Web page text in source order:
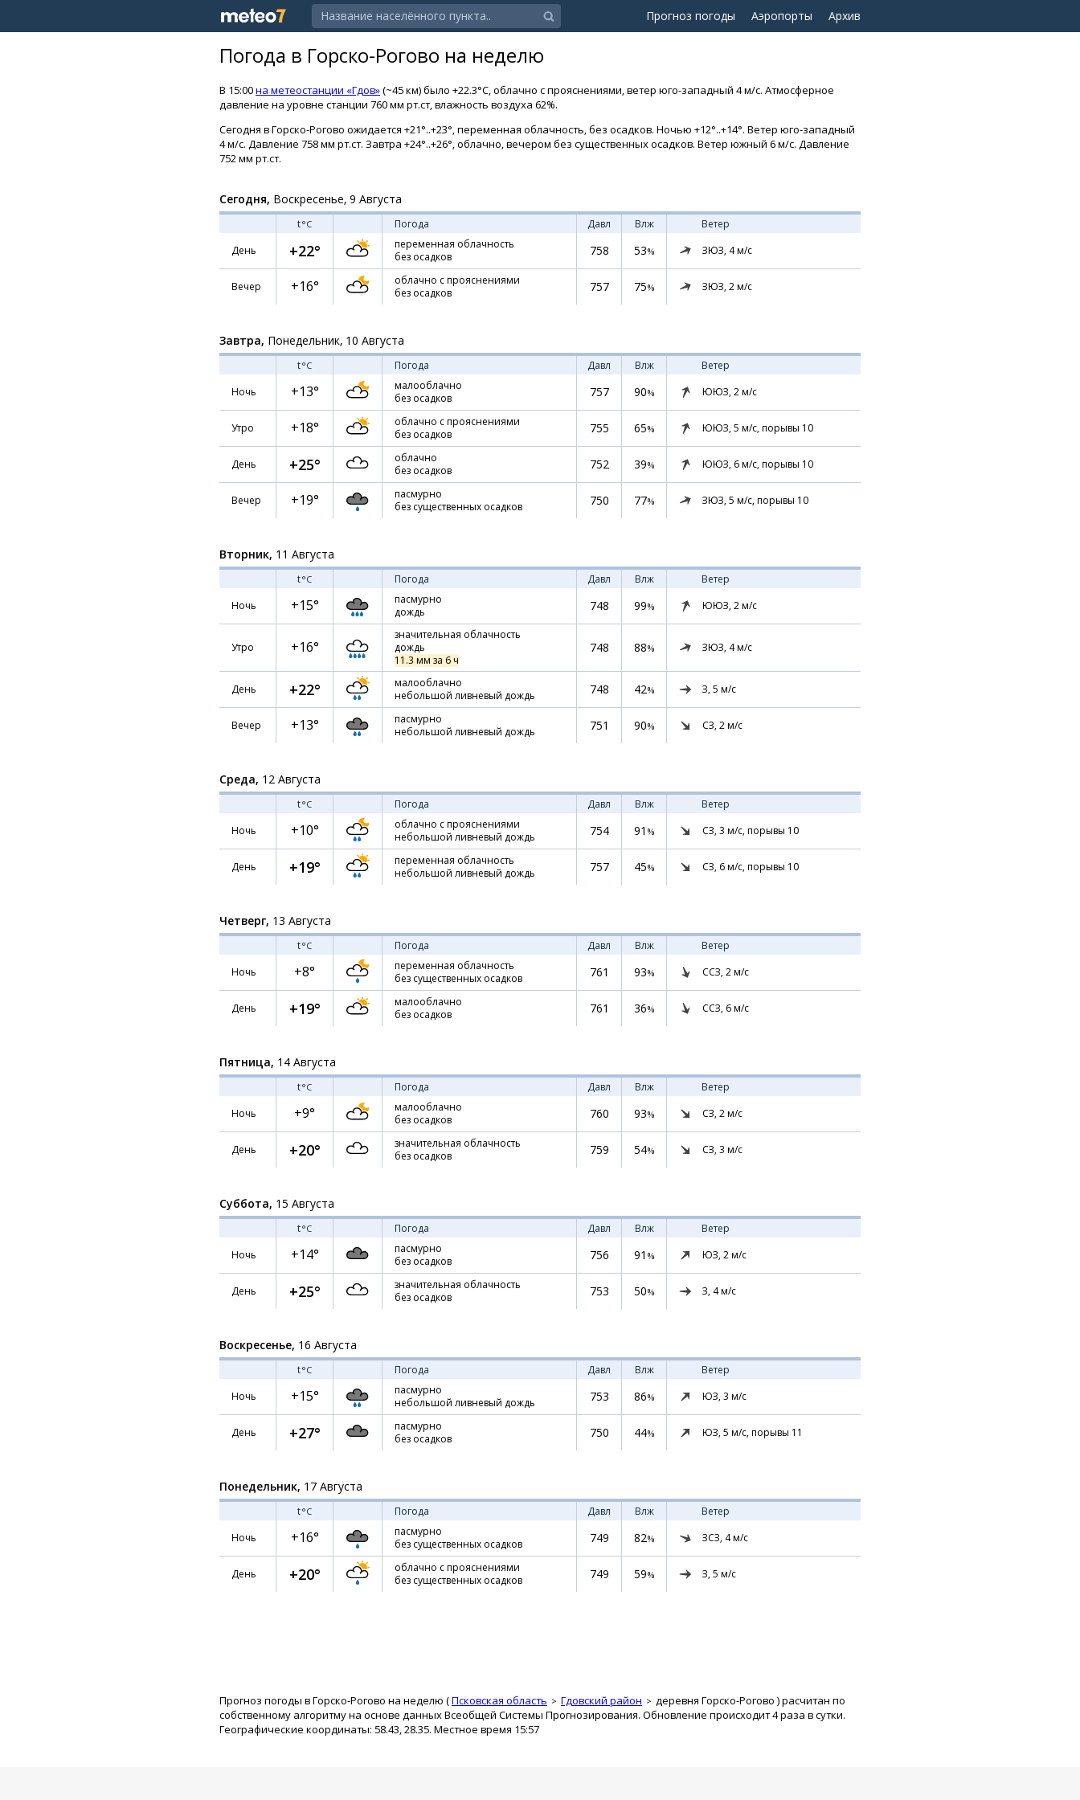
Прогноз погоды Аэропорты Архив
Погода в Горско-Рогово на неделю
В 15:00на метеостанции «Гдов»(~45 км) было +22.3°C, облачно с прояснениями, ветер юго-западный 4 м/с. Атмосферное
давление на уровне станции 760 мм рт.ст, влажность воздуха 62%.
Сегодня в Горско-Рогово ожидается +21°..+23°, переменная облачность, без осадков. Ночью +12°..+14°. Ветер юго-западный
4 м/с. Давление 758 мм рт.ст. Завтра +24°..+26°, облачно, вечером без существенных осадков. Ветер южный 6 м/с. Давление
752 мм рт.ст.
Сегодня, Воскресенье, 9 Августа
t°C Погода Давл Влж
Ветер
День
+22°
переменная облачность
без осадков
758 53% ЗЮЗ, 4м/с
Вечер +16°
облачно с прояснениями
без осадков
757 75% ЗЮЗ, 2м/с
Завтра, Понедельник, 10 Августа
t°C Погода Давл Влж
Ветер
Ночь
+13°
малооблачно
без осадков
757 90% ЮЮЗ, 2м/с
Утро +18°
облачно с прояснениями
без осадков
755 65% ЮЮЗ, 5 м/с, порывы 10
День +25°
облачно
без осадков
752 39% ЮЮЗ, 6м/с, порывы 10
Вечер +19°
пасмурно
без существенных осадков
750 77% ЗЮЗ, 5 м/с, порывы 10
Вторник, 11 Августа
t°C Погода Давл Влж
Ветер
Ночь
+15°
пасмурно
дождь
748 99% ЮЮЗ, 2м/с
Утро +16°
значительная облачность
дождь
11.3 мм за 6 ч
748 88% ЗЮЗ, 4м/с
День +22°
малооблачно
небольшой ливневый дождь
748 42% З, 5 м/с
Вечер +13°
пасмурно
небольшой ливневый дождь
751 90% СЗ, 2м/с
Среда, 12 Августа
t°C Погода Давл Влж
Ветер
Ночь
+10°
облачно с прояснениями
небольшой ливневый дождь
754 91 % СЗ, 3 м/с, порывы 10
День +19°
переменная облачность
небольшой ливневый дождь
757 45% СЗ, 6м/с, порывы 10
Четверг, 13 Августа
t°C Погода Давл Влж
Ветер
Ночь
+8°
переменная облачность
без существенных осадков
761 93% ССЗ, 2м/с
День +19°
малооблачно
без осадков
761 36% ССЗ, 6м/с
Пятница, 14 Августа
t°C Погода Давл Влж
Ветер
Ночь
+9°
малооблачно
без осадков
760 93% СЗ, 2м/с
День +20°
значительная облачность
без осадков
759 54% СЗ, 3 м/с
Суббота, 15 Августа
t°C Погода Давл Влж
Ветер
Ночь
+14°
пасмурно
без осадков
756 91 % ЮЗ, 2м/с
День +25°
значительная облачность
без осадков
753 50% З, 4м/с
Воскресенье, 16 Августа
t°C Погода Давл Влж
Ветер
Ночь
+15°
пасмурно
небольшой ливневый дождь
753 86% ЮЗ, 3 м/с
День +27°
пасмурно
без осадков
750 44% ЮЗ, 5 м/с, порывы 11
Понедельник, 17 Августа
t°C Погода Давл Влж
Ветер
Ночь
+16°
пасмурно
без существенных осадков
749 82% ЗСЗ, 4м/с
День +20°
облачно с прояснениями
без существенных осадков
749 59% З, 5 м/с
Прогноз погоды в Горско-Рогово на неделю (Псковская область Гдовский район деревня Горско-Рогово ) расчитан по
собственному алгоритму на основе данных Всеобщей Системы Прогнозирования. Обновление происходит 4 раза в сутки.
Географические координаты: 58.43, 28.35. Местное время 15:57